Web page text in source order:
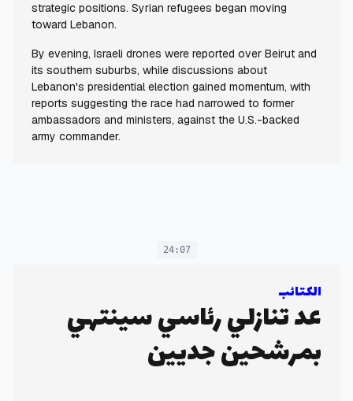
strategic positions. Syrian refugees began moving
toward Lebanon.
By evening, Israeli drones were reported over Beirut and
its southern suburbs, while discussions about
Lebanon's presidential election gained momentum, with
reports suggesting the race had narrowed to former
ambassadors and ministers, against the U.S.-backed
army commander.
24:07
الكتائب
عد تنازلي رئاسي سينتهي
بمرشحين جديين